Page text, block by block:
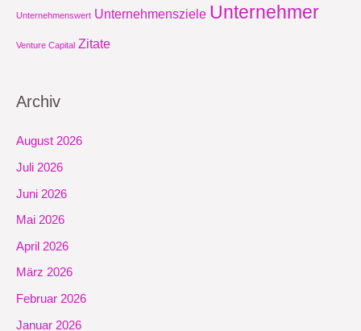
Unternehmenswert Unternehmensziele Unternehmer
Venture Capital Zitate
Archiv
August 2026
Juli 2026
Juni 2026
Mai 2026
April 2026
März 2026
Februar 2026
Januar 2026